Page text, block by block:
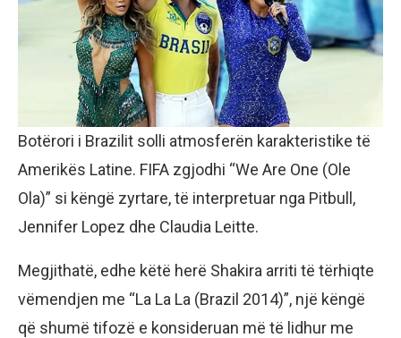
Botërori i Brazilit solli atmosferën karakteristike të
Amerikës Latine. FIFA zgjodhi “We Are One (Ole
Ola)” si këngë zyrtare, të interpretuar nga Pitbull,
Jennifer Lopez dhe Claudia Leitte.
Megjithatë, edhe këtë herë Shakira arriti të tërhiqte
vëmendjen me “La La La (Brazil 2014)”, një këngë
që shumë tifozë e konsideruan më të lidhur me